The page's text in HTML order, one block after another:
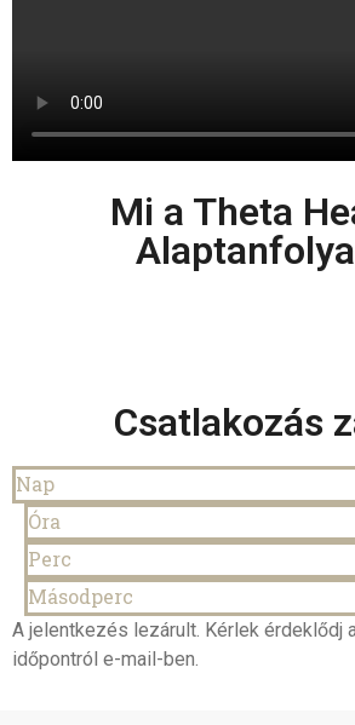
Mi a Theta
Csatlakozás
Nap
Óra
Perc
Másodperc
A jelentkezés lezárult. Kérlek érdeklődj
időpontról e-mail-ben.